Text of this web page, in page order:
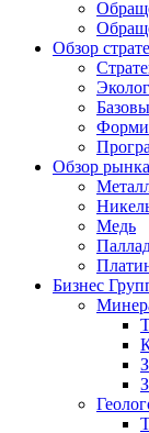
Обзор
Обзор
Медь
Бизнес